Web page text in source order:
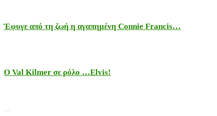
Έφυγε από τη ζωή η αγαπημένη Connie Francis…
Ο Val Kilmer σε ρόλο …Elvis!